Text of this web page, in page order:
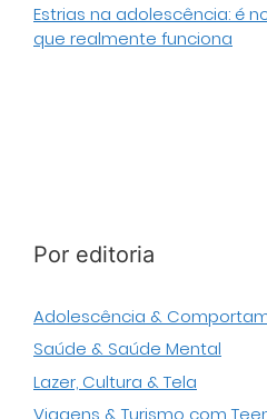
Estrias na adolescência: é
que realmente funciona
Por editoria
Adolescência &
Saúde & Saúde Mental
Lazer, Cultura & Tela
Viagens & Turismo com